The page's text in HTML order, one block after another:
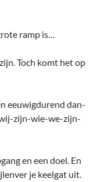
ramp is…
Toch komt het op
eeuwigdurend dan-
zijn-wie-we-zijn-
en een doel. En
je keelgat uit.